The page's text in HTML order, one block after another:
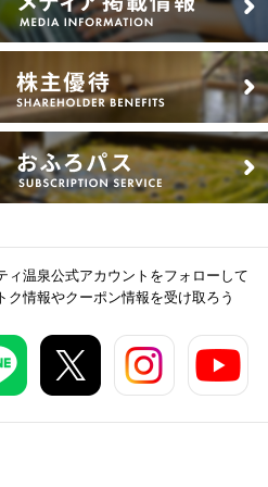
ィ温泉公式アカウントをフォローして
ク情報やクーポン情報を受け取ろう